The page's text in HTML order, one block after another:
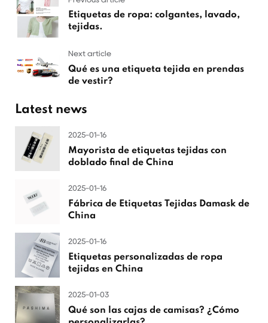
Etiquetas de ropa: colgantes, lavado,
tejidas.
Next article
Qué es una etiqueta tejida en prendas
de vestir?
Latest news
2025-01-16
Mayorista de etiquetas tejidas con
doblado final de China
2025-01-16
Fábrica de Etiquetas Tejidas Damask de
China
2025-01-16
Etiquetas personalizadas de ropa
tejidas en China
2025-01-03
Qué son las cajas de camisas? ¿Cómo